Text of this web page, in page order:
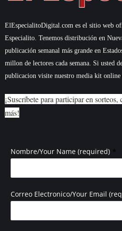
ElEspecialitoDigital.com es el sitio web
Especialito. Tenemos distribución en
publicación semanal más grande en
millon de lectores cada semana. Si usted
publicacion visite nuestro media kit online
¡Suscríbete para participar en
más!
Nombre/Your Name (required) *
Correo Electronico/Your Email